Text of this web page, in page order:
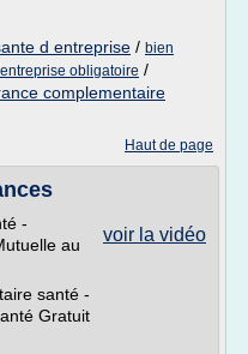
d entreprise / bien
obligatoire /
complementaire
Haut de page
voir la vidéo
-
au
santé -
Gratuit